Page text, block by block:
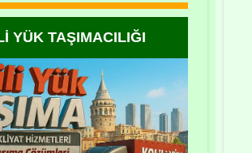
YÜK TAŞIMACILIĞI